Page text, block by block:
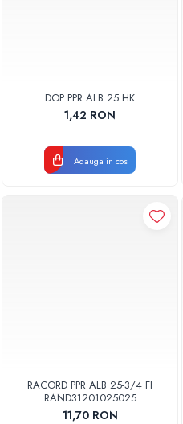
DOP PPR ALB 25 HK
1,42 RON
Adauga in cos
RACORD PPR ALB 25-3/4 FI
RAND31201025025
11,70 RON